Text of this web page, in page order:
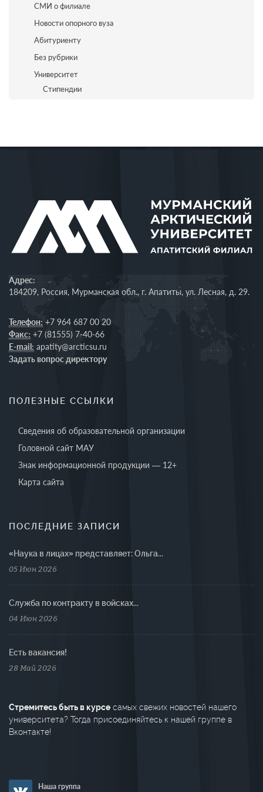
СМИ о филиале
Новости опорного вуза
Абитуриенту
Без рубрики
Университет
Стипендии
Адрес:
184209, Россия, Мурманская обл., г. Апатиты, ул. Лесная, д. 29.
Телефон: +7 964 687 00 20
Факс: +7 (81555) 7-40-66
E-mail: apatity@arcticsu.ru
Задать вопрос директору
ПОЛЕЗНЫЕ ССЫЛКИ
Сведения об образовательной организации
Головной сайт МАУ
Знак информационной продукции — 12+
Карта сайта
ПОСЛЕДНИЕ ЗАПИСИ
«Наука в лицах» представляет: Ольга...
05 Июн 2026
Cлужба по контракту в войсках...
04 Июн 2026
Есть вакансия!
28 Май 2026
Стремитесь быть в курсе самых свежих новостей нашего
университета? Тогда присоединяйтесь к нашей группе в
Вконтакте!
Наша группа